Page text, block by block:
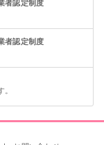
者認定制度
者認定制度